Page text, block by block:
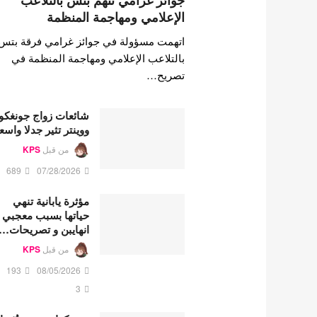
الإعلامي ومهاجمة المنظمة
اتهمت مسؤولة في جوائز غرامي فرقة
بالتلاعب الإعلامي ومهاجمة المنظمة في
تصريح…
شائعات زواج
ووينتر تثير جدلا
من قبل KPS
07/28/2026
689
مؤثرة يابانية تنهي
حياتها بسبب معجبي
انهايبن و تصريحات…
من قبل KPS
08/05/2026
193
3